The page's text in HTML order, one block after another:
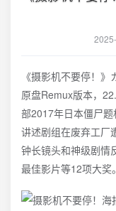
《摄影机不要停！
原盘Remux版本，
部2017年日本僵尸题
讲述剧组在废弃工厂
钟长镜头和神级剧情
最佳影片等12项大奖。